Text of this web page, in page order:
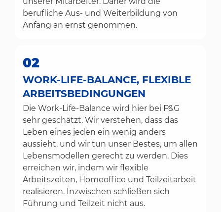
berufliche Aus- und Weiterbildung von
Anfang an ernst genommen.
02
WORK-LIFE-BALANCE, FLEXIBLE
ARBEITSBEDINGUNGEN
Die Work-Life-Balance wird hier bei P&G
sehr geschätzt. Wir verstehen, dass das
Leben eines jeden ein wenig anders
aussieht, und wir tun unser Bestes, um allen
Lebensmodellen gerecht zu werden. Dies
erreichen wir, indem wir flexible
Arbeitszeiten, Homeoffice und Teilzeitarbeit
realisieren. Inzwischen schließen sich
Führung und Teilzeit nicht aus.